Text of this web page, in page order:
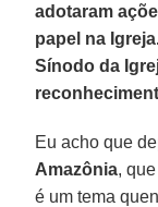
adotaram
papel na
Sínodo da
Eu acho que
Amazônia,
é um tema